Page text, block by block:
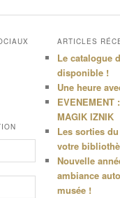
ARTICLES
Le catalogue
disponible !
Une heure
MAGIK IZNIK
Les sorties
votre
Nouvelle
ambiance
musée !